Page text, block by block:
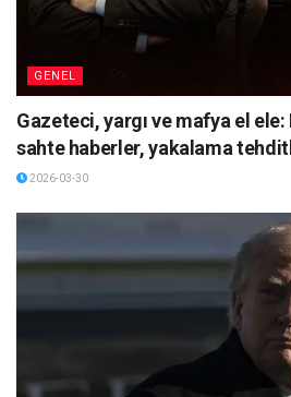
GENEL
Gazeteci, yargı ve mafya el
sahte haberler, yakalama
2026-03-30